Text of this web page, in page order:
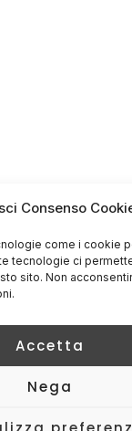
Consenso
come i cookie
tecnologie ci
sito. Non
Accetta
Nega